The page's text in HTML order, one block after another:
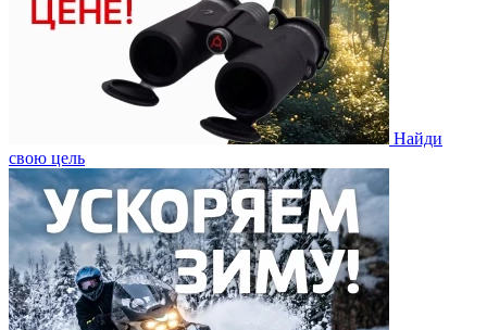
Найди
свою цель